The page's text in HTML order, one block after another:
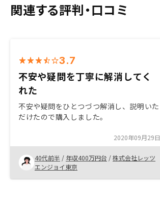
関連する評判・口コミ
3.7
不安や疑問を丁寧に解消してく
れた
不安や疑問をひとつづつ解消し、説明いた
だけたので購入しました。
2020年09月29日
40代前半 / 年収400万円台 /株式会社レッツ
エンジョイ東京